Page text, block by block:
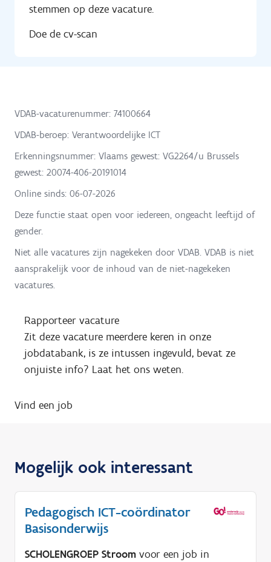
stemmen op deze vacature.
Doe de cv-scan
VDAB-vacaturenummer: 74100664
VDAB-beroep: Verantwoordelijke ICT
Erkenningsnummer: Vlaams gewest: VG2264/u Brussels
gewest: 20074-406-20191014
Online sinds: 06-07-2026
Deze functie staat open voor iedereen, ongeacht leeftijd of
gender.
Niet alle vacatures zijn nagekeken door VDAB. VDAB is niet
aansprakelijk voor de inhoud van de niet-nagekeken
vacatures.
Rapporteer vacature
Zit deze vacature meerdere keren in onze
jobdatabank, is ze intussen ingevuld, bevat ze
onjuiste info? Laat het ons weten.
Vind een job
Mogelijk ook interessant
Pedagogisch ICT-coördinator
Basisonderwijs
SCHOLENGROEP Stroom voor een job in